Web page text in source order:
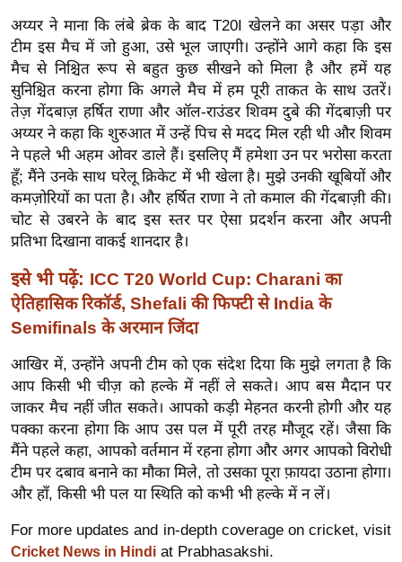
ग
त
ऑ
टो
व
र्ल्ड
न्यू
ज
ब्री
फ
म
नो
रं
न
ज
ग
त
बॉ
ली
ड
अय्यर ने माना कि लंबे ब्रेक के बाद T20I खेलने का असर पड़ा और
टीम इस मैच में जो हुआ, उसे भूल जाएगी। उन्होंने आगे कहा कि इस
मैच से निश्चित रूप से बहुत कुछ सीखने को मिला है और हमें यह
सुनिश्चित करना होगा कि अगले मैच में हम पूरी ताकत के साथ उतरें।
तेज़ गेंदबाज़ हर्षित राणा और ऑल-राउंडर शिवम दुबे की गेंदबाज़ी पर
अय्यर ने कहा कि शुरुआत में उन्हें पिच से मदद मिल रही थी और शिवम
ने पहले भी अहम ओवर डाले हैं। इसलिए मैं हमेशा उन पर भरोसा करता
हूँ; मैंने उनके साथ घरेलू क्रिकेट में भी खेला है। मुझे उनकी खूबियों और
कमज़ोरियों का पता है। और हर्षित राणा ने तो कमाल की गेंदबाज़ी की।
चोट से उबरने के बाद इस स्तर पर ऐसा प्रदर्शन करना और अपनी
प्रतिभा दिखाना वाकई शानदार है।
इसे भी पढ़ें: ICC T20 World Cup: Charani का
ऐतिहासिक रिकॉर्ड, Shefali की फिफ्टी से India के
Semifinals के अरमान जिंदा
आखिर में, उन्होंने अपनी टीम को एक संदेश दिया कि मुझे लगता है कि
आप किसी भी चीज़ को हल्के में नहीं ले सकते। आप बस मैदान पर
जाकर मैच नहीं जीत सकते। आपको कड़ी मेहनत करनी होगी और यह
पक्का करना होगा कि आप उस पल में पूरी तरह मौजूद रहें। जैसा कि
मैंने पहले कहा, आपको वर्तमान में रहना होगा और अगर आपको विरोधी
टीम पर दबाव बनाने का मौका मिले, तो उसका पूरा फ़ायदा उठाना होगा।
और हाँ, किसी भी पल या स्थिति को कभी भी हल्के में न लें।
For more updates and in-depth coverage on cricket, visit
Cricket News in Hindi at Prabhasakshi.